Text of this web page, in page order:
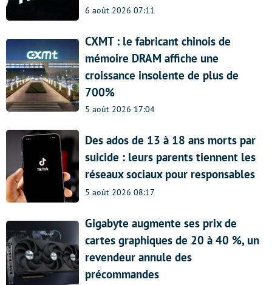
6 août 2026 07:11
CXMT : le fabricant chinois de
mémoire DRAM affiche une
croissance insolente de plus de
700%
5 août 2026 17:04
Des ados de 13 à 18 ans morts par
suicide : leurs parents tiennent les
réseaux sociaux pour responsables
5 août 2026 08:17
Gigabyte augmente ses prix de
cartes graphiques de 20 à 40 %, un
revendeur annule des
précommandes